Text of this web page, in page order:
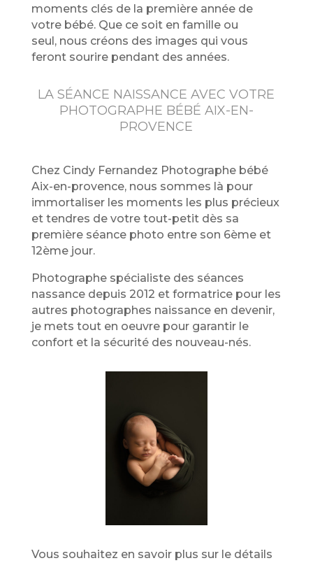
moments clés de la première année de
votre bébé. Que ce soit en famille ou
seul,nous créons des images qui vous
feront sourire pendant des années.
LA SÉANCE NAISSANCE AVEC VOTRE
PHOTOGRAPHE BÉBÉ AIX-EN-
PROVENCE
Chez Cindy Fernandez Photographe bébé
Aix-en-provence, nous sommes là pour
immortaliser les moments les plus précieux
et tendres de votre tout-petit dès sa
première séance photo entre son 6ème et
12ème jour.
Photographe spécialiste des séances
nassance depuis 2012 et formatrice pour les
autres photographes naissance en devenir,
je mets tout en oeuvre pour garantir le
confort et la sécurité des nouveau-nés.
Vous souhaitez en savoir plus sur le détails